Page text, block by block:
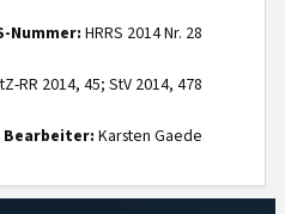
Nummer: HRRS 2014 Nr. 28
RR 2014, 45; StV 2014, 478
Bearbeiter: Karsten Gaede